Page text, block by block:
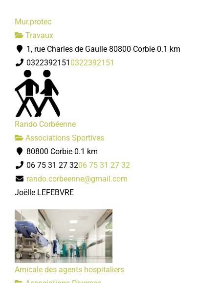
Mur.protec
Travaux
1, rue Charles de Gaulle 80800 Corbie 0.1 km
0322392151 0322392151
Rando Corbéenne
Associations Sportives
80800 Corbie 0.1 km
06 75 31 27 3206 75 31 27 32
rando.corbeenne@gmail.com
Joëlle LEFEBVRE
Amicale des agents hospitaliers